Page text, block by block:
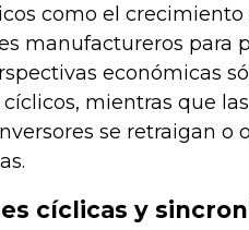
como el
manufactureros para
económicas
cíclicos, mientras que
se retraigan o
cíclicas y